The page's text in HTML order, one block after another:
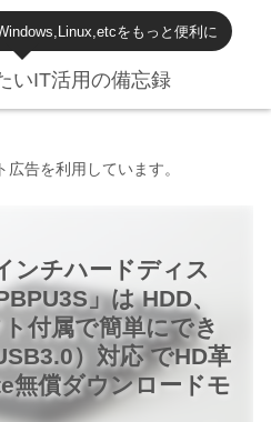
をもっと便利に
いIT活用の備忘録
ンチハードディス
」は HDD、
付属で簡単にでき
）対応 でHD革
無償ダウンロードモ
告を利用しています。